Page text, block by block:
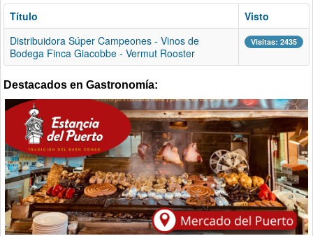
Título
Visto
Distribuidora Súper Campeones - Vinos de
Bodega Finca Giacobbe - Vermut Rooster
Visitas: 2435
Destacados en Gastronomía: